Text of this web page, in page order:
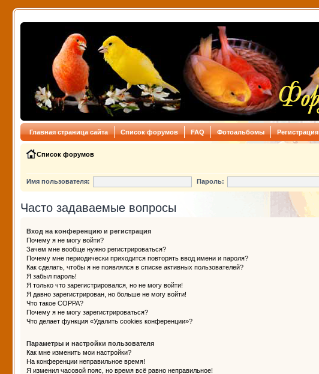
Главная страница сайта Список форумов FAQ Фотоальбомы Регистрация
Список форумов
Имя пользователя: Пароль:
Часто задаваемые вопросы
Вход на конференцию и регистрация
Почему я не могу войти?
Зачем мне вообще нужно регистрироваться?
Почему мне периодически приходится повторять ввод имени и пароля?
Как сделать, чтобы я не появлялся в списке активных пользователей?
Я забыл пароль!
Я только что зарегистрировался, но не могу войти!
Я давно зарегистрирован, но больше не могу войти!
Что такое COPPA?
Почему я не могу зарегистрироваться?
Что делает функция «Удалить cookies конференции»?
Параметры и настройки пользователя
Как мне изменить мои настройки?
На конференции неправильное время!
Я изменил часовой пояс, но время всё равно неправильное!